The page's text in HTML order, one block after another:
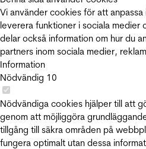
Vi använder cookies för att
leverera funktioner i sociala medier
delar också information om hur du
partners inom sociala medier,
Information
Nödvändig 10
Nödvändiga cookies hjälper till att
genom att möjliggöra
tillgång till säkra områden på
fungera optimalt utan dessa